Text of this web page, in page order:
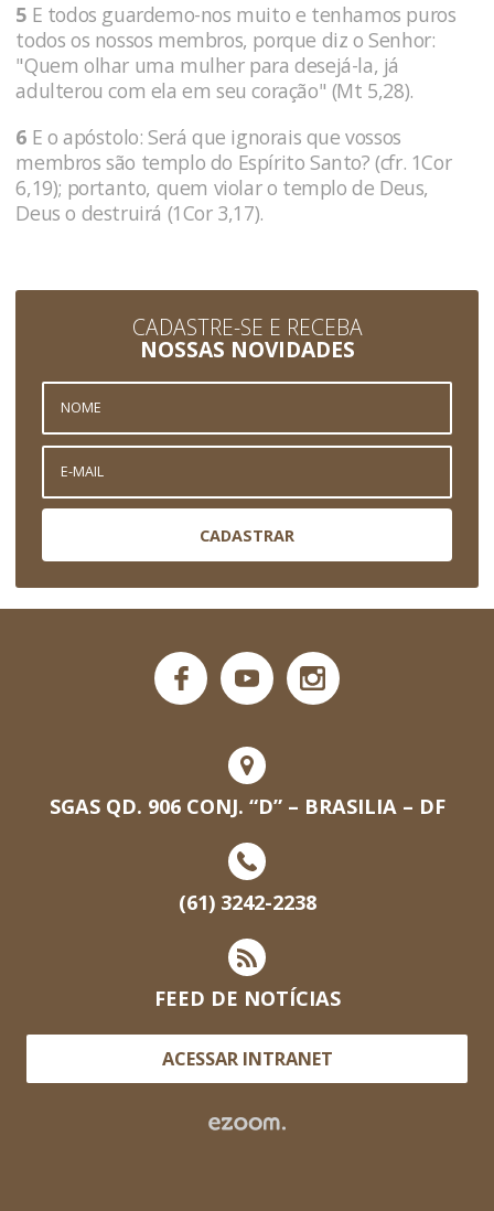
5 E todos guardemo-nos muito e tenhamos puros
todos os nossos membros, porque diz o Senhor:
"Quem olhar uma mulher para desejá-la, já
adulterou com ela em seu coração" (Mt 5,28).
6 E o apóstolo: Será que ignorais que vossos
membros são templo do Espírito Santo? (cfr. 1Cor
6,19); portanto, quem violar o templo de Deus,
Deus o destruirá (1Cor 3,17).
CADASTRE-SE E RECEBA
NOSSAS NOVIDADES
CADASTRAR
SGAS QD. 906 CONJ. “D” – BRASILIA – DF
(61) 3242-2238
FEED DE NOTÍCIAS
ACESSAR INTRANET